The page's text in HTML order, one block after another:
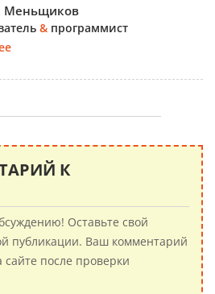
Меньщиков
& программист
К
Оставьте свой
публикации. Ваш комментарий
сайте после проверки